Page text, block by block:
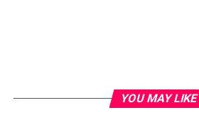
YOU MAY LIKE